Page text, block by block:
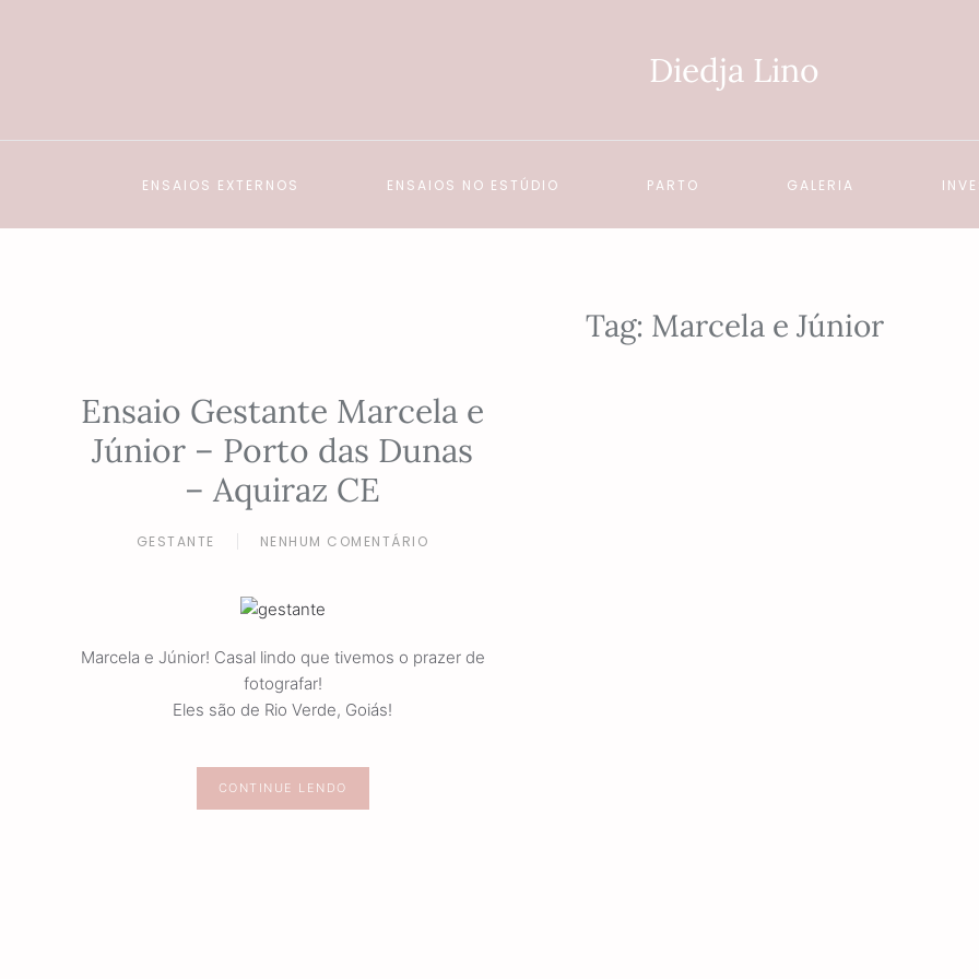
Diedja Lino
ENSAIOS EXTERNOS ENSAIOS NO ESTÚDIO PARTO GALERIA
Tag: Marcela e Júnior
Ensaio Gestante Marcela e
Júnior – Porto das Dunas
– Aquiraz CE
GESTANTE NENHUM COMENTÁRIO
EM
MARCELA
JÚNIOR
–
PORTO
DAS
Marcela e Júnior! Casal lindo que tivemos o prazer de
fotografar!
Eles são de Rio Verde, Goiás!
CONTINUE LENDO